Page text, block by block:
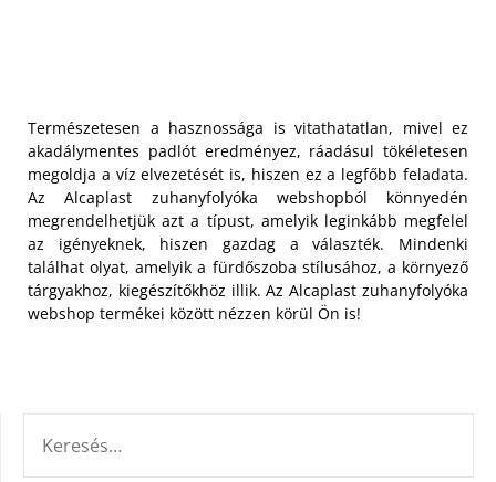
Természetesen a hasznossága is vitathatatlan, mivel ez
akadálymentes padlót eredményez, ráadásul tökéletesen
megoldja a víz elvezetését is, hiszen ez a legfőbb feladata.
Az Alcaplast zuhanyfolyóka webshopból könnyedén
megrendelhetjük azt a típust, amelyik leginkább megfelel
az igényeknek, hiszen gazdag a választék. Mindenki
találhat olyat, amelyik a fürdőszoba stílusához, a környező
tárgyakhoz, kiegészítőkhöz illik. Az Alcaplast zuhanyfolyóka
webshop termékei között nézzen körül Ön is!